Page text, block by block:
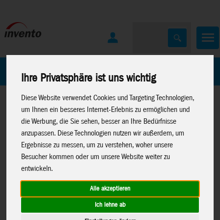
Ihre Privatsphäre ist uns wichtig
Diese Website verwendet Cookies und Targeting Technologien,
um Ihnen ein besseres Internet-Erlebnis zu ermöglichen und
die Werbung, die Sie sehen, besser an Ihre Bedürfnisse
anzupassen. Diese Technologien nutzen wir außerdem, um
Ergebnisse zu messen, um zu verstehen, woher unsere
Besucher kommen oder um unsere Website weiter zu
entwickeln.
Alle akzeptieren
Ich lehne ab
Home>Spielwaren>Moose Toys>Heroes Of Goo Jit Zu
Heroes of Goo Jit Zu: Meteor 43020